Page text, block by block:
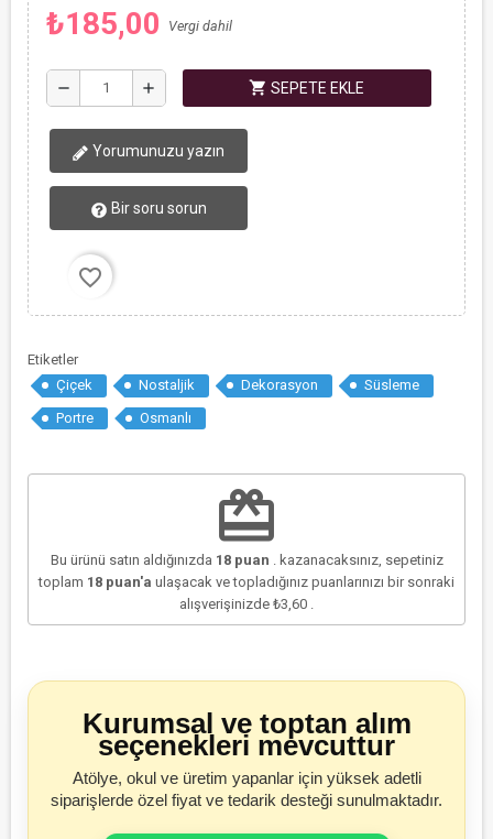
₺185,00 Vergi dahil
remove add shopping_cart SEPETE EKLE
Yorumunuzu yazın
Bir soru sorun
favorite_border
Etiketler
Çiçek
Nostaljik Dekorasyon
Süsleme
Portre
Osmanlı
redeem
Bu ürünü satın aldığınızda 18puan . kazanacaksınız, sepetiniz
toplam 18 puan'a ulaşacak ve topladığınız puanlarınızı bir sonraki
alışverişinizde ₺3,60
Kurumsal ve toptan alım
seçenekleri mevcuttur
Atölye, okul ve üretim yapanlar için yüksek adetli
siparişlerde özel fiyat ve tedarik desteği sunulmaktadır.